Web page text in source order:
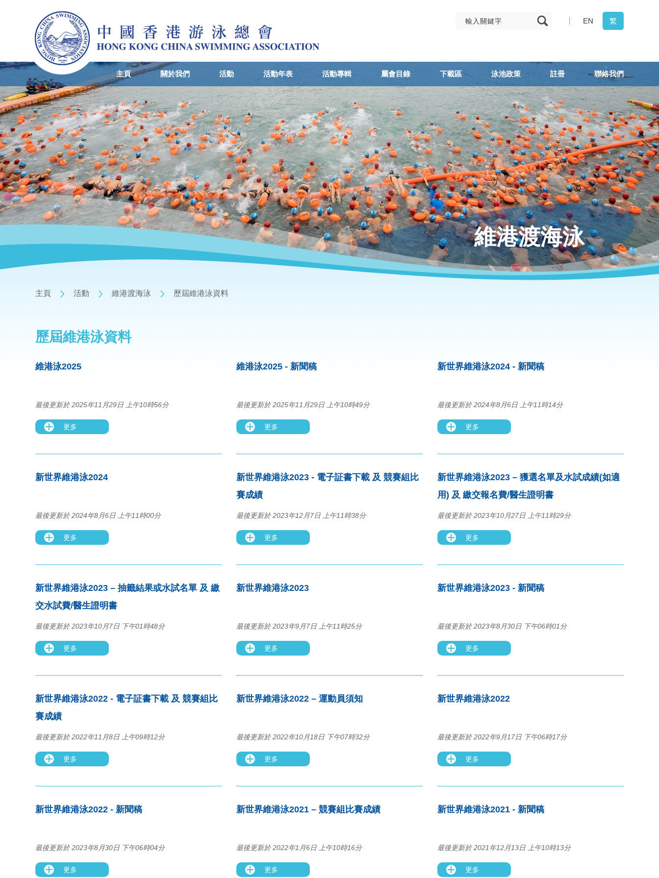
EN 繁
主頁 關於我們 活動 活動年表 活動專輯 屬會目錄 下載區 泳池政策 註冊 聯絡我們
維港渡海泳
主頁 活動 維港渡海泳 歷屆維港泳資料
歷屆維港泳資料
維港泳2025
最後更新於 2025年11月29日 上午10時56分
更多
維港泳2025 - 新聞稿
最後更新於 2025年11月29日 上午10時49分
更多
新世界維港泳2024 - 新聞稿
最後更新於 2024年8月6日 上午11時14分
更多
新世界維港泳2024
最後更新於 2024年8月6日 上午11時00分
更多
新世界維港泳2023 - 電子証書下載 及 競賽組比
賽成績
最後更新於 2023年12月7日 上午11時38分
更多
新世界維港泳2023 – 獲選名單及水試成績(如適
用) 及 繳交報名費/醫生證明書
最後更新於 2023年10月27日 上午11時29分
更多
新世界維港泳2023 – 抽籤結果或水試名單 及 繳
交水試費/醫生證明書
最後更新於 2023年10月7日 下午01時48分
更多
新世界維港泳2023
最後更新於 2023年9月7日 上午11時25分
更多
新世界維港泳2023 - 新聞稿
最後更新於 2023年8月30日 下午06時01分
更多
新世界維港泳2022 - 電子証書下載 及 競賽組比
賽成績
最後更新於 2022年11月8日 上午09時12分
更多
新世界維港泳2022 – 運動員須知
最後更新於 2022年10月18日 下午07時32分
更多
新世界維港泳2022
最後更新於 2022年9月17日 下午06時17分
更多
新世界維港泳2022 - 新聞稿
最後更新於 2023年8月30日 下午06時04分
更多
新世界維港泳2021 – 競賽組比賽成績
最後更新於 2022年1月6日 上午10時16分
更多
新世界維港泳2021 - 新聞稿
最後更新於 2021年12月13日 上午10時13分
更多